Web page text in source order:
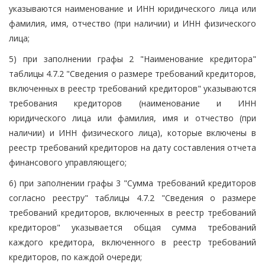
указываются наименование и ИНН юридического лица или
фамилия, имя, отчество (при наличии) и ИНН физического
лица;
5) при заполнении графы 2 "Наименование кредитора"
таблицы 4.7.2 "Сведения о размере требований кредиторов,
включенных в реестр требований кредиторов" указываются
требования кредиторов (наименование и ИНН
юридического лица или фамилия, имя и отчество (при
наличии) и ИНН физического лица), которые включены в
реестр требований кредиторов на дату составления отчета
финансового управляющего;
6) при заполнении графы 3 "Сумма требований кредиторов
согласно реестру" таблицы 4.7.2 "Сведения о размере
требований кредиторов, включенных в реестр требований
кредиторов" указывается общая сумма требований
каждого кредитора, включенного в реестр требований
кредиторов, по каждой очереди;